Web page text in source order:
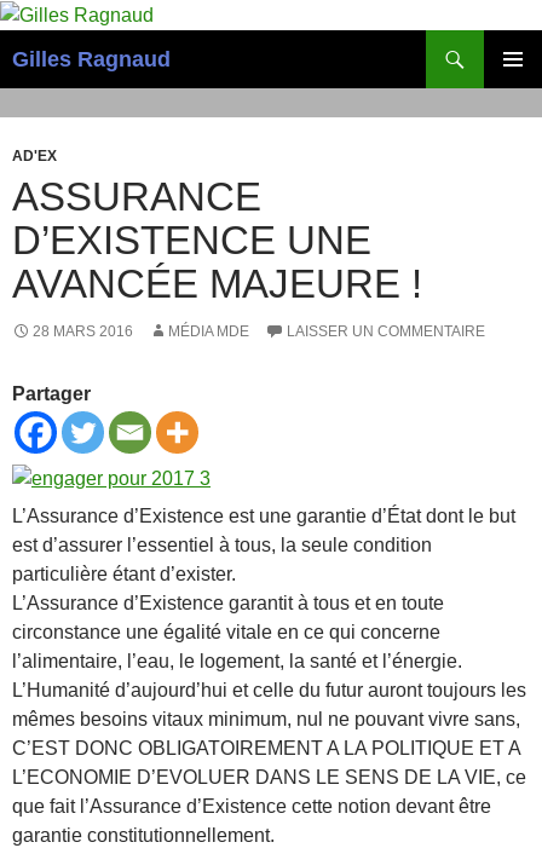
Gilles Ragnaud
AD'EX
ASSURANCE
D’EXISTENCE UNE
AVANCÉE MAJEURE !
28 MARS 2016 MÉDIA MDE LAISSER UN COMMENTAIRE
Partager
L’Assurance d’Existence est une garantie d’État dont le but
est d’assurer l’essentiel à tous, la seule condition
particulière étant d’exister.
L’Assurance d’Existence garantit à tous et en toute
circonstance une égalité vitale en ce qui concerne
l’alimentaire, l’eau, le logement, la santé et l’énergie.
L’Humanité d’aujourd’hui et celle du futur auront toujours les
mêmes besoins vitaux minimum, nul ne pouvant vivre sans,
C’EST DONC OBLIGATOIREMENT A LA POLITIQUE ET A
L’ECONOMIE D’EVOLUER DANS LE SENS DE LA VIE, ce
que fait l’Assurance d’Existence cette notion devant être
garantie constitutionnellement.